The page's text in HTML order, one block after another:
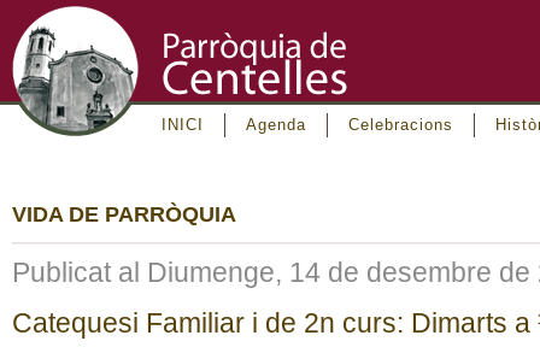
INICI Agenda Celebracions
VIDA DE PARRÒQUIA
Publicat al Diumenge, 14 de desembre de
Catequesi Familiar i de 2n curs: Dimarts